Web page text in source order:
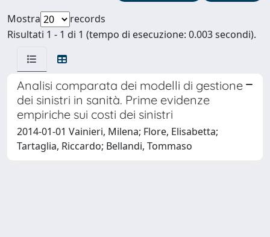
Mostra
records
Risultati 1 - 1 di 1 (tempo di esecuzione: 0.003 secondi).
Analisi comparata dei modelli di gestione
dei sinistri in sanità. Prime evidenze
empiriche sui costi dei sinistri
2014-01-01 Vainieri, Milena; Flore, Elisabetta;
Tartaglia, Riccardo; Bellandi, Tommaso